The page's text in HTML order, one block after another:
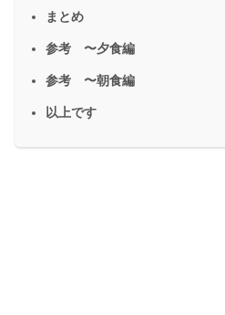
まとめ
参考 〜夕食編
参考 〜朝食編
以上です